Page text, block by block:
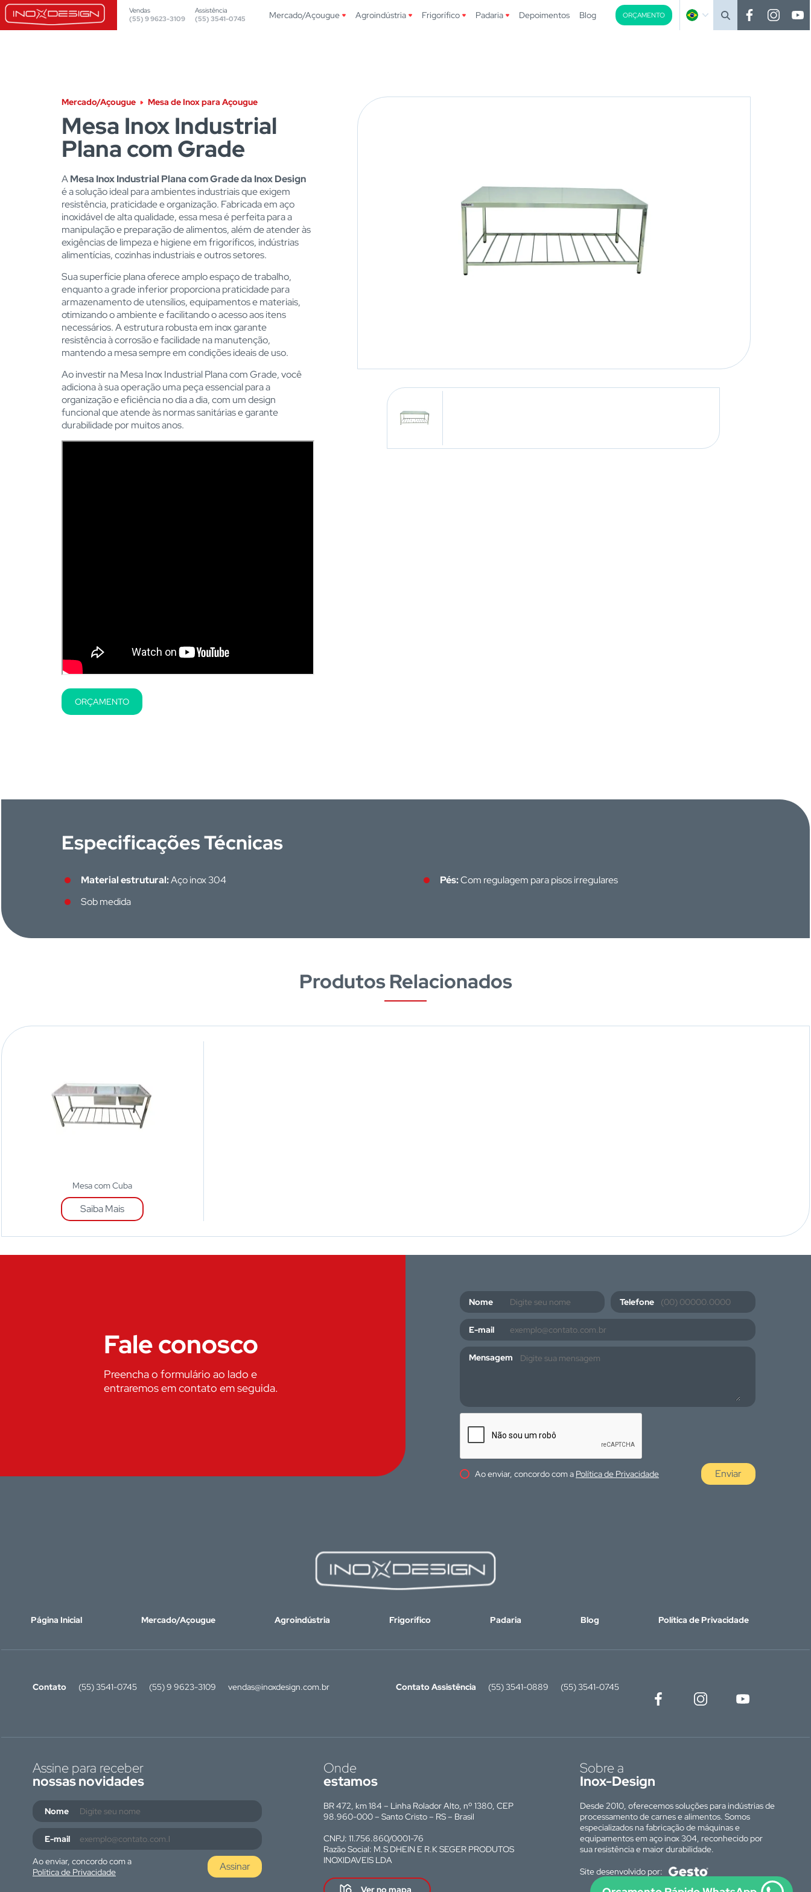
Vendas
(55) 9 9623-3109
Assistência
(55) 3541-0745
Mercado/Açougue Agroindústria Frigorífico Padaria Depoimentos Blog ORÇAMENTO
Mercado/Açougue Mesa de Inox para Açougue
Mesa Inox Industrial
Plana com Grade
AMesa Inox Industrial Plana com Grade da Inox Design
é a solução ideal para ambientes industriais que exigem
resistência, praticidade e organização. Fabricada em aço
inoxidável de alta qualidade, essa mesa é perfeita para a
manipulação e preparação de alimentos, além de atender às
exigências de limpeza e higiene em frigoríficos, indústrias
alimentícias, cozinhas industriais e outros setores.
Sua superfície plana oferece amplo espaço de trabalho,
enquanto a grade inferior proporciona praticidade para
armazenamento de utensílios, equipamentos e materiais,
otimizando o ambiente e facilitando o acesso aos itens
necessários. A estrutura robusta em inox garante
resistência à corrosão e facilidade na manutenção,
mantendo a mesa sempre em condições ideais de uso.
Ao investir na Mesa Inox Industrial Plana com Grade, você
adiciona à sua operação uma peça essencial para a
organização e eficiência no dia a dia, com um design
funcional que atende às normas sanitárias e garante
durabilidade por muitos anos.
ORÇAMENTO
Especificações Técnicas
Material estrutural:Aço inox 304
Sob medida
Pés:Com regulagem para pisos irregulares
Produtos Relacionados
Mesa com Cuba
Saiba Mais
Fale conosco
Preencha o formulário ao lado e
entraremos em contato em seguida.
Nome Telefone
E-mail
Mensagem
Ao enviar, concordo com a Política de Privacidade Enviar
Página Inicial Mercado/Açougue Agroindústria Frigorífico Padaria Blog Política de Privacidade
Contato (55) 3541-0745 (55) 9 9623-3109 vendas@inoxdesign.com.br Contato Assistência (55) 3541-0889 (55) 3541-0745
Assine para receber
nossas novidades
Nome
E-mail
Ao enviar, concordo com a
Política de Privacidade
Assinar
Onde
estamos
BR 472, km 184 – Linha Rolador Alto, nº 1380, CEP
98.960-000 – Santo Cristo – RS – Brasil
CNPJ: 11.756.860/0001-76
Razão Social: M.S DHEIN E R.K SEGER PRODUTOS
INOXIDAVEIS LDA
Ver no mapa
Sobre a
Inox-Design
Desde 2010, oferecemos soluções para indústrias de
processamento de carnes e alimentos. Somos
especializados na fabricação de máquinas e
equipamentos em aço inox 304, reconhecido por
sua resistência e maior durabilidade.
Site desenvolvido por: